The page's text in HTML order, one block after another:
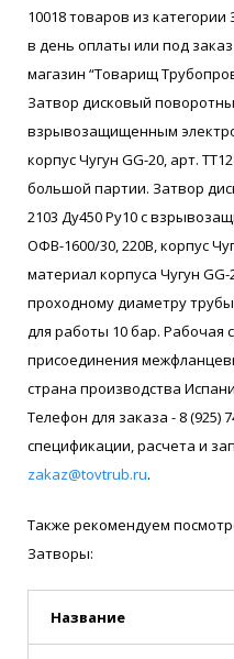
10018 товаров из
в день оплаты или под
магазин “Товарищ
Затвор дисковый
взрывозащищенным
корпус Чугун GG-20, арт.
большой партии. Затвор
2103 Ду450 Ру10 с
ОФВ-1600/30, 220В, корпус
материал корпуса Чугун
проходному диаметру
для работы 10 бар. Рабочая
присоединения
страна производства
Телефон для заказа - 8 (925)
спецификации, расчета и
zakaz@tovtrub.ru.
Также рекомендуем
Затворы:
Название